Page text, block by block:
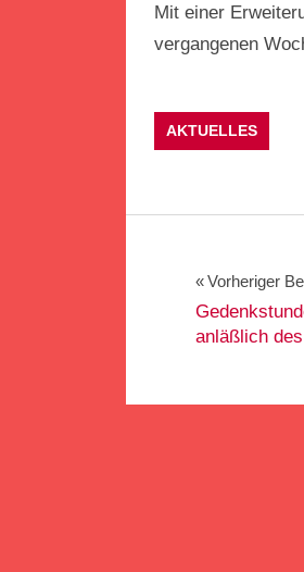
Mit einer
vergangenen
AKTUELLES
Vorheriger
anläßlich